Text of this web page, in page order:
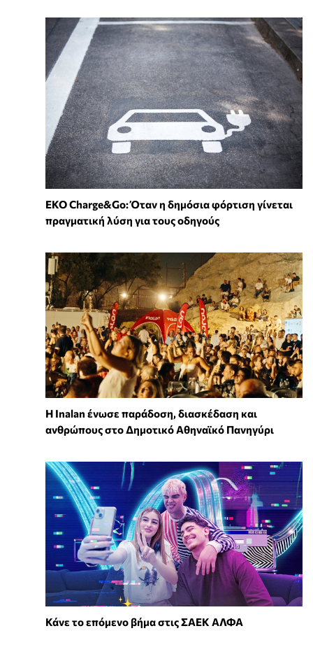
EKO Charge&Go: Όταν η δημόσια φόρτιση γίνεται
πραγματική λύση για τους οδηγούς
Η Inalan ένωσε παράδοση, διασκέδαση και
ανθρώπους στο Δημοτικό Αθηναϊκό Πανηγύρι
Κάνε το επόμενο βήμα στις ΣΑΕΚ ΑΛΦΑ